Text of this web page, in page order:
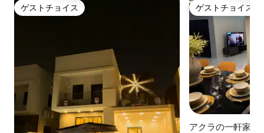
ゲストチョイス
ゲストチョイス ゲストチョイス
ゲストチョイス
アクラの一軒家